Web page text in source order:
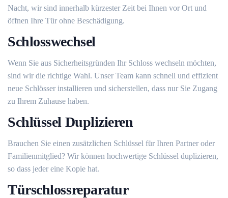
Nacht, wir sind innerhalb kürzester Zeit bei Ihnen vor Ort und
öffnen Ihre Tür ohne Beschädigung.​
Schlosswechsel
Wenn Sie aus Sicherheitsgründen Ihr Schloss wechseln möchten,
sind wir die richtige Wahl.​ Unser Team kann schnell und effizient
neue Schlösser installieren und sicherstellen, dass nur Sie Zugang
zu Ihrem Zuhause haben.​
Schlüssel Duplizieren
Brauchen Sie einen zusätzlichen Schlüssel für Ihren Partner oder
Familienmitglied? Wir können hochwertige Schlüssel duplizieren,
so dass jeder eine Kopie hat.​
Türschlossreparatur